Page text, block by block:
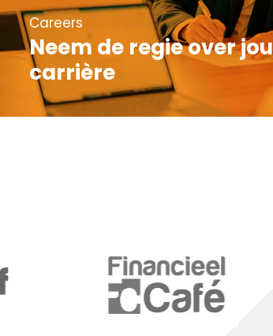
Careers
Neem de regie over
carrière